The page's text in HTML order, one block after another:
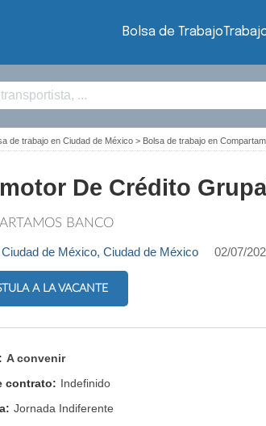
Bolsa de Trabajo
de trabajo en Ciudad de México > Bolsa de trabajo en
De Crédito
BANCO
Ciudad de México, Ciudad de México 02/07/
A LA VACANTE
A convenir
contrato: Indefinido
Jornada Indiferente